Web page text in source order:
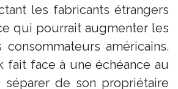
les fabricants étrangers
qui pourrait augmenter les
américains.
fait face à une échéance au
de son propriétaire